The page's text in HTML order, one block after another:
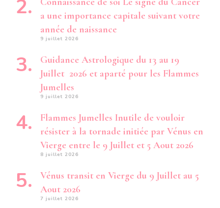
a une importance capitale suivant votre
année de naissance
9 juillet 2026
Guidance Astrologique du 13 au 19
Juillet 2026 et aparté pour les Flammes
Jumelles
9 juillet 2026
Flammes Jumelles Inutile de vouloir
résister à la tornade initiée par Vénus en
Vierge entre le 9 Juillet et 5 Aout 2026
8 juillet 2026
Vénus transit en Vierge du 9 Juillet au 5
Aout 2026
7 juillet 2026